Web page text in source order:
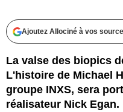
Ajoutez Allociné à vos
La valse des biopics
L'histoire de Michael
groupe INXS, sera
réalisateur Nick Egan.